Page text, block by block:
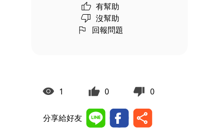
有幫助
沒幫助
回報問題
1 0 0
分享給好友